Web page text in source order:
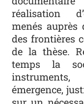
réalisation
menés auprès
des frontières
de la thèse.
temps la
émergence,